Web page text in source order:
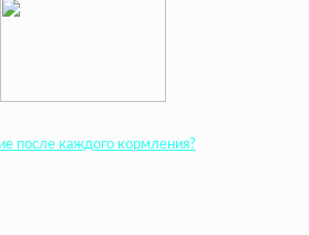
после каждого кормления?